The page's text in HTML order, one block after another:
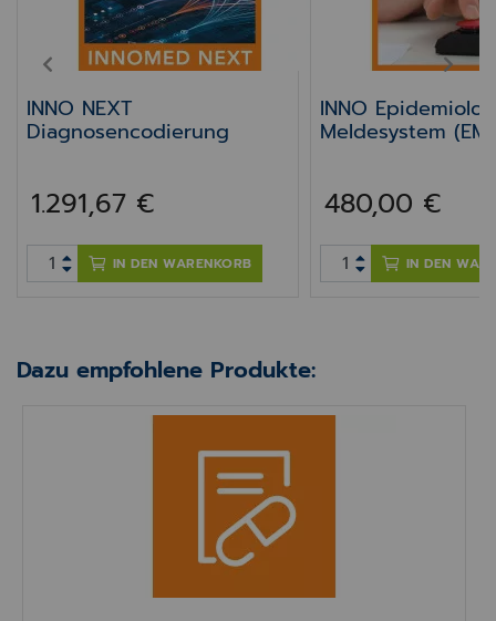
INNO NEXT
Diagnosencodierung
1.291,67 €
IN DEN WARENKORB
INNO
Meldesystem
480,00 €
IN DEN
PREV NEXT
Dazu empfohlene Produkte: